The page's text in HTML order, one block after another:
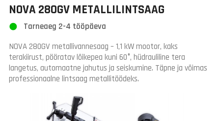
NOVA 280GV METALLILINTSAAG
Tarneaeg 2-4 tööpäeva
NOVA 280GV metallivannesaag – 1,1 kW mootor, kaks
terakiirust, pööratav lõikepea kuni 60°, hüdrauliline tera
langetus, automaatne jahutus ja seiskumine. Täpne ja võimas
professionaalne lintsaag metallitöödeks.